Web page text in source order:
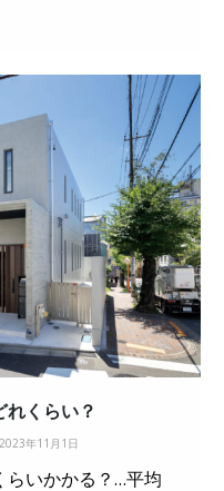
くらい？
2023年11月1日
らいかかる？…平均